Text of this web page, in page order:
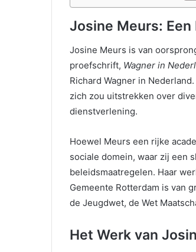
Josine Meurs:
Josine Meurs is van
proefschrift, Wagner in
Richard Wagner in
zich zou uitstrekken over
dienstverlening.
Hoewel Meurs een rijke
sociale domein, waar zij een
beleidsmaatregelen. Haar
Gemeente Rotterdam is van
de Jeugdwet, de Wet
Het Werk van